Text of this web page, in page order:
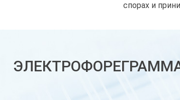
спорах и